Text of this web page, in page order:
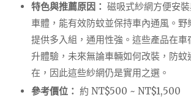
特色與推薦原因： 磁吸式紗網方便安
車體，能有效防蚊並保持車內通風。野
提供多入組，通用性強。這些產品在車
升體驗，未來無論車輛如何改裝，防蚊
在，因此這些紗網仍是實用之選。
參考價位： 約 NT$500 ~ NT$1,500